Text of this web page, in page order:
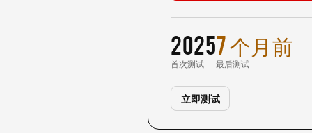
2025
首次测试
7 个月前
最后测试
立即测试